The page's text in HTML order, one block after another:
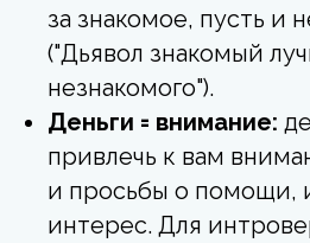
за знакомое, пусть и
("Дьявол знакомый
незнакомого").
Деньги = внимание:
привлечь к вам
и просьбы о помощи,
интерес. Для